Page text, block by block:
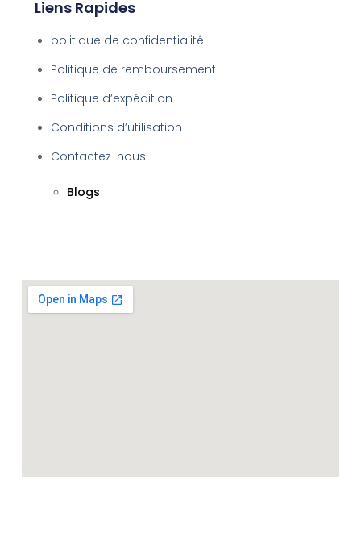
Liens Rapides
politique de confidentialité
Politique de remboursement
Politique d’expédition
Conditions d’utilisation
Contactez-nous
Blogs